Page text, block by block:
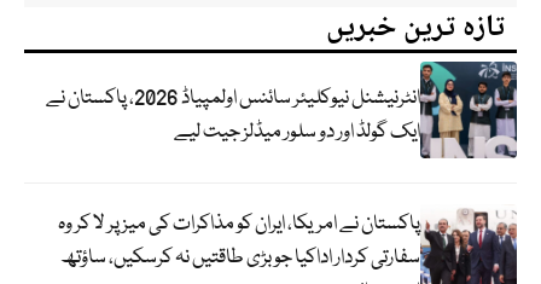
تازہ ترین خبریں
انٹرنیشنل نیوکلیئر سائنس اولمپیاڈ 2026، پاکستان نے
ایک گولڈ اور دو سلور میڈلز جیت لیے
پاکستان نے امریکا، ایران کو مذاکرات کی میز پر لا کر وہ
سفارتی کردار اداکیا جو بڑی طاقتیں نہ کرسکیں، ساؤتھ